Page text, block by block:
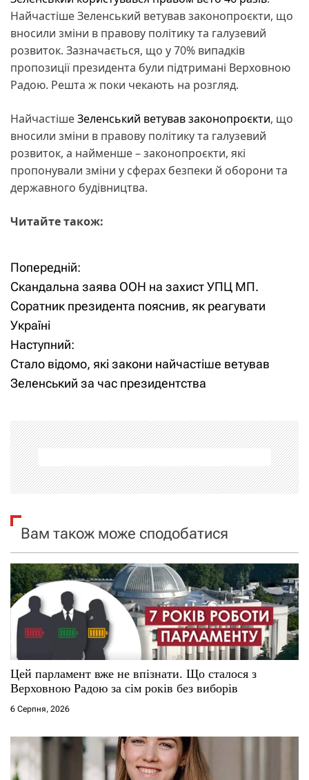
Найчастіше Зеленський ветував законопроєкти, що
вносили зміни в правову політику та галузевий
розвиток. Зазначається, що у 70% випадків
пропозиції президента були підтримані Верховною
Радою. Решта ж поки чекають на розгляд.
НайчастішеЗеленський ветував законопроєкти, що
вносили зміни в правову політику та галузевий
розвиток, а найменше – законопроєкти, які
пропонували зміни у сферах безпеки й оборони та
державного будівництва.
Читайте також:
Н
а
в
і
г
а
ц
і
а
п
и
с
і
в
Попередній:
Скандальна заява ООН на захист УПЦ МП.
Соратник президента пояснив, як реагувати
Україні
Наступний:
Стало відомо, які закони найчастіше ветував
Зеленський за час президентства
Вам також може сподобатися
Цей парламент вже не впізнати. Що сталося з
Верховною Радою за сім років без виборів
6 Серпня, 2026